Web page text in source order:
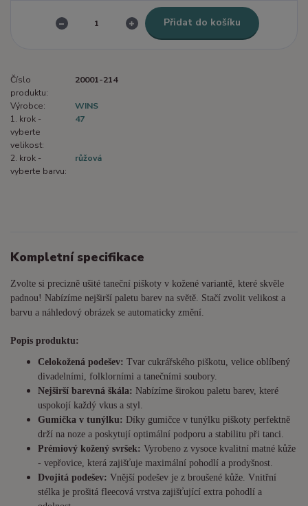
Přidat do košíku
Číslo
produktu:
20001-214
Výrobce:
WINS
1. krok -
vyberte
velikost:
47
2. krok -
vyberte barvu:
růžová
Kompletní specifikace
Zvolte si precizně ušité taneční piškoty v kožené variantě, které skvěle
padnou! Nabízíme nejširší paletu barev na světě. Stačí zvolit velikost a
barvu a náhledový obrázek se automaticky změní.
Popis produktu:
Celokožená podešev: Tvar cukrářského piškotu, velice oblíbený
divadelními, folklorními a tanečními soubory.
Nejširší barevná škála: Nabízíme širokou paletu barev, které
uspokojí každý vkus a styl.
Gumička v tunýlku: Díky gumičce v tunýlku piškoty perfektně
drží na noze a poskytují optimální podporu a stabilitu při tanci.
Prémiový kožený svršek: Vyrobeno z vysoce kvalitní matné kůže
- vepřovice, která zajišťuje maximální pohodlí a prodyšnost.
Dvojitá podešev: Vnější podešev je z broušené kůže. Vnitřní
stélka je prošitá fleecová vrstva zajišťující extra pohodlí a